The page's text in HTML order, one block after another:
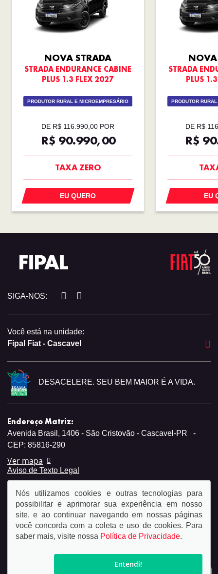
NOVA STRADA
STRADA ENDURANCE CABINE
PLUS 1.3 FLEX 2027
PRODUTOR RURAL E MICROEMPRESÁRIO
DE R$ 116.990,00 POR
R$ 90.990,00
TAXA ZERO
EU QUERO
NOVA
STRADA
PLUS
PRODUTOR
DE R$
R$
EU
SIGA-NOS:
Você está na unidade:
Fipal Fiat - Cascavel
DESACELERE. SEU BEM MAIOR É A VIDA.
Endereço Matriz:
Avenida Brasil, 1406 - São Cristovão - Cascavel-PR
-
CEP: 85816-290
Ver mapa
Aviso de Texto Legal
© Copyright 2026
privacidade.
Nós utilizamos cookies e outras tecnologias para
possibilitar e aprimorar sua experiência em nosso
site, e ao continuar navegando em nossas páginas
você concorda com a coleta e uso de cookies. Para
saber mais, visite nossa Política de Privacidade.
Entendi!